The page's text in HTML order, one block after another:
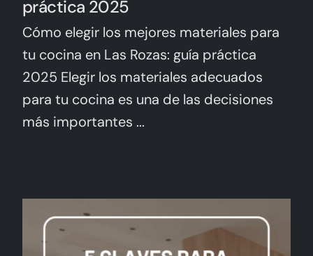
práctica 2025
Cómo elegir los mejores materiales para
tu cocina en Las Rozas: guía práctica
2025 Elegir los materiales adecuados
para tu cocina es una de las decisiones
más importantes ...